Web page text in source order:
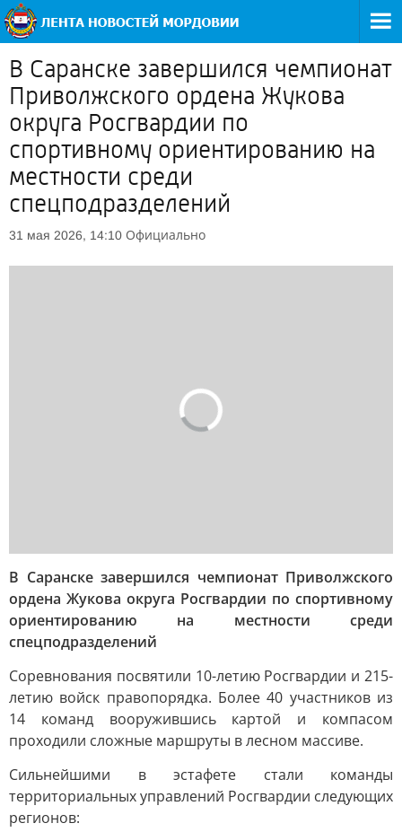
В Саранске завершился чемпионат
Приволжского ордена Жукова
округа Росгвардии по
спортивному ориентированию на
местности среди
спецподразделений
31 мая 2026, 14:10 Официально
В Саранске завершился чемпионат Приволжского
ордена Жукова округа Росгвардии по спортивному
ориентированию на местности среди
спецподразделений
Соревнования посвятили 10-летию Росгвардии и 215-
летию войск правопорядка. Более 40 участников из
14 команд вооружившись картой и компасом
проходили сложные маршруты в лесном массиве.
Сильнейшими в эстафете стали команды
территориальных управлений Росгвардии следующих
регионов: